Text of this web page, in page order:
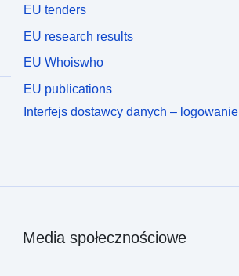
EU tenders
EU research results
EU Whoiswho
EU publications
Interfejs dostawcy danych – logowanie
Media społecznościowe